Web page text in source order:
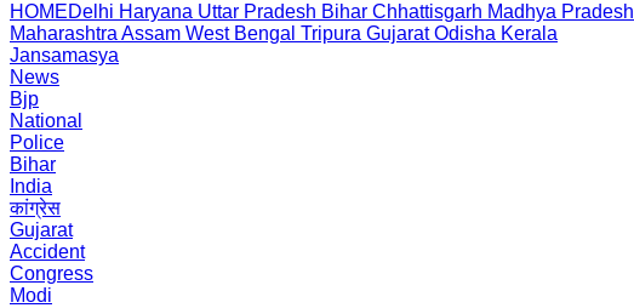
HOMEDelhi Haryana Uttar Pradesh Bihar Chhattisgarh Madhya Pradesh
Maharashtra Assam West Bengal Tripura Gujarat Odisha Kerala
Jansamasya
News
Bjp
National
Police
Bihar
India
कांग्रेस
Gujarat
Accident
Congress
Modi